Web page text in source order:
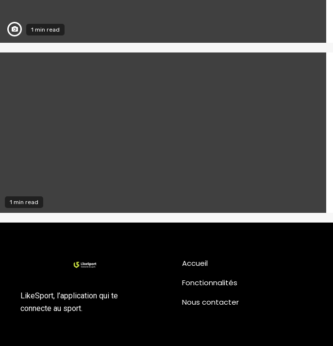
1 min read
1 min read
LikeSport, l’application qui te
connecte au sport.
Accueil
Fonctionnalités
Nous contacter